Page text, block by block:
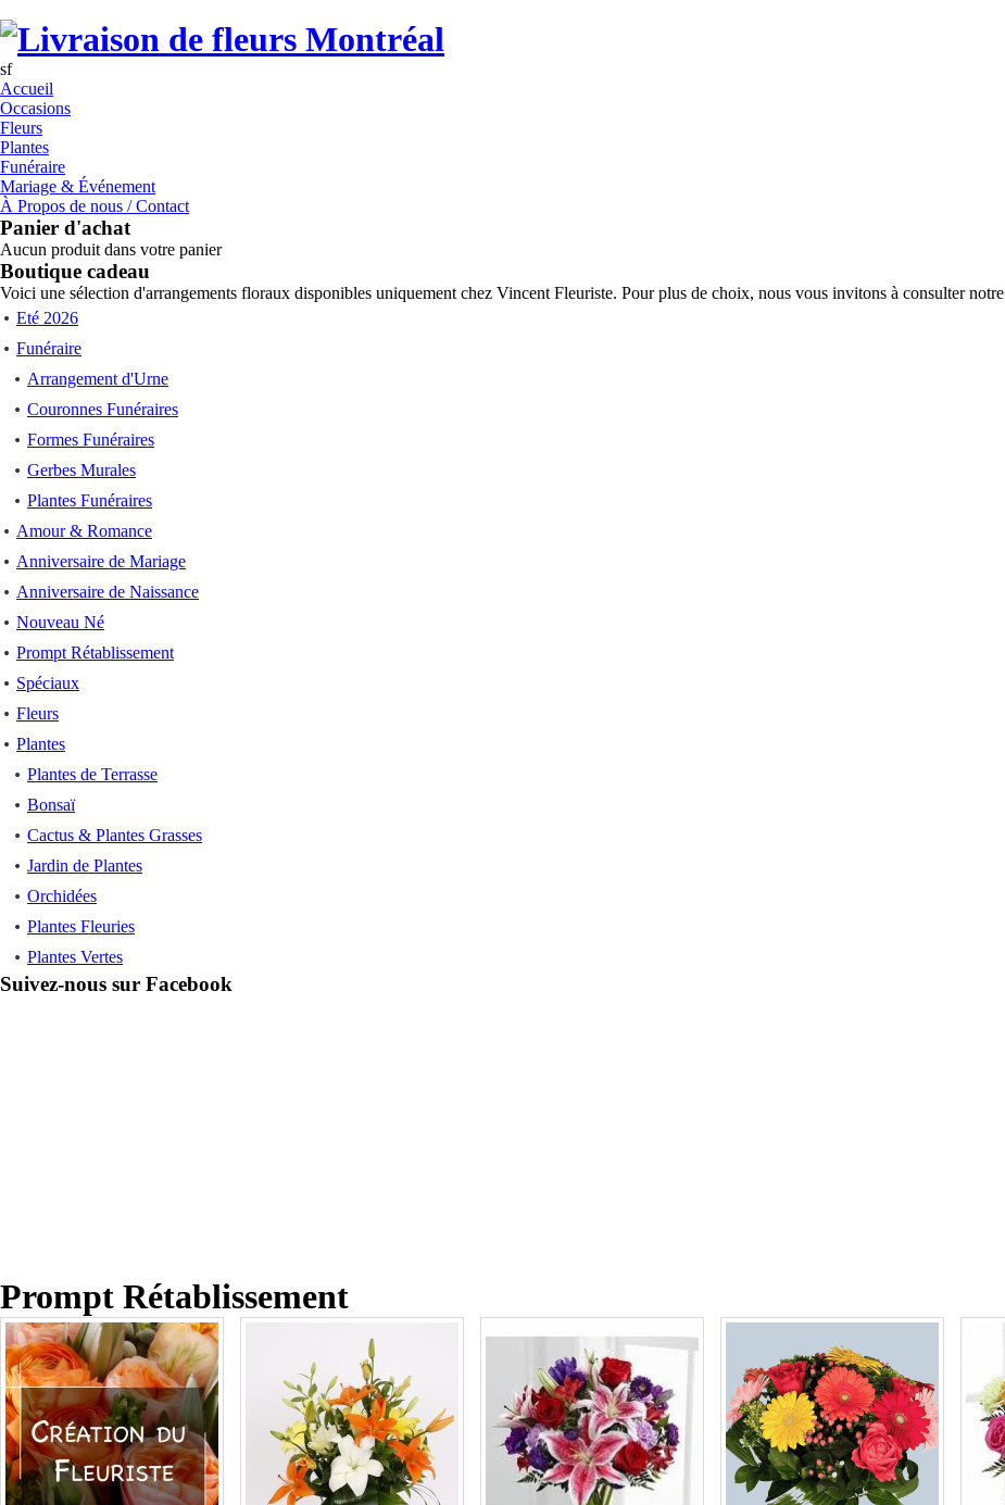
sf
Accueil
Occasions
Fleurs
Plantes
Funéraire
Mariage & Événement
À Propos de nous / Contact
Panier d'achat
Aucun produit dans votre panier
Boutique cadeau
Voici une sélection d'arrangements floraux disponibles uniquement chez Vincent Fleuriste. Pour plus de choix, nous vous invitons à consulter notre
Eté 2026
Funéraire
Arrangement d'Urne
Couronnes Funéraires
Formes Funéraires
Gerbes Murales
Plantes Funéraires
Amour & Romance
Anniversaire de Mariage
Anniversaire de Naissance
Nouveau Né
Prompt Rétablissement
Spéciaux
Fleurs
Plantes
Plantes de Terrasse
Bonsaï
Cactus & Plantes Grasses
Jardin de Plantes
Orchidées
Plantes Fleuries
Plantes Vertes
Suivez-nous sur Facebook
Prompt Rétablissement